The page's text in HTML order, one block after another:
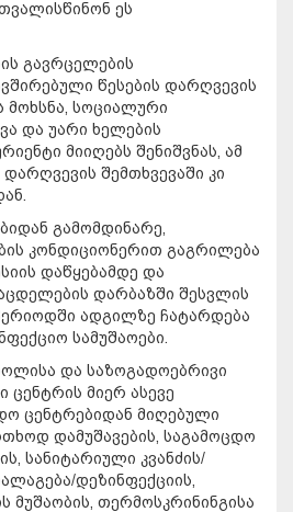
ეს
გავრცელების
წესების დარღვევის
მოხსნა, სოციალური
და უარი ხელების
მიიღებს შენიშვნას, ამ
შემთხვევაში კი
გამომდინარე,
კონდიციონერით გაგრილება
დაწყებამდე და
დარბაზში შესვლის
ადგილზე ჩატარდება
სამუშაოები.
და საზოგადოებრივი
ცენტრის მიერ ასევე
ცენტრებიდან მიღებული
დამუშავების, საგამოცდო
სანიტარიული კვანძის/
დეზინფექციის,
მუშაობის, თერმოსკრინინგისა